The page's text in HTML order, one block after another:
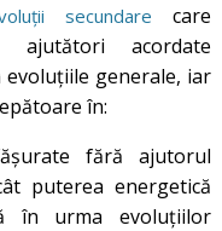
secundare care
ajutători acordate
generale, iar
în:
fără ajutorul
puterea energetică
în urma evoluțiilor